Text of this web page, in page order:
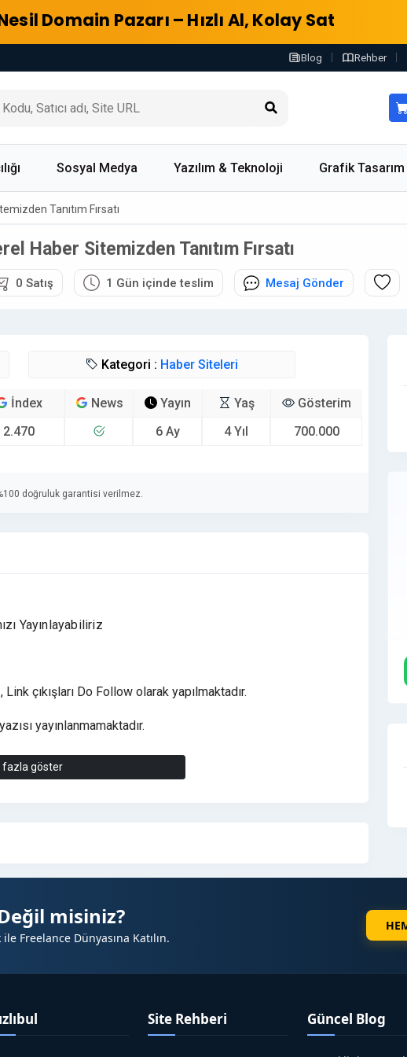
Domain Pazarı – Hızlı Al, Kolay Sat
Blog Rehber
Sosyal Medya Yazılım & Teknoloji Grafik Tasarım
Tanıtım Fırsatı
Haber Sitemizden Tanıtım Fırsatı
0 Satış 1 Gün içinde teslim Mesaj Gönder
Kategori : Haber Siteleri
İndex
2.470
News
Yayın
6 Ay
Yaş
4 Yıl
Gösterim
700.000
doğruluk garantisi verilmez.
Yayınlayabiliriz
çıkışları Do Follow olarak yapılmaktadır.
yayınlanmamaktadır.
Tanıtım yazıları her hangi bir sorun olmadığı sürece bir kaç yıl
saatleri içerisinde en kısa süre içerisinde yanıt
fazla göster
misiniz?
Freelance Dünyasına Katılın.
Site Rehberi Güncel Blog